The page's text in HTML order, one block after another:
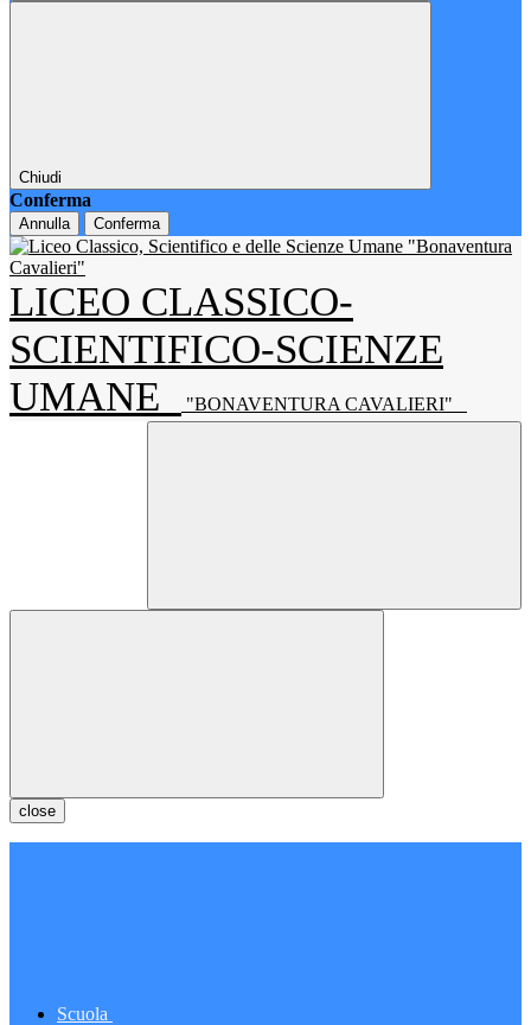
Chiudi
Conferma
Annulla Conferma
LICEO CLASSICO-
SCIENTIFICO-SCIENZE
UMANE
"BONAVENTURA CAVALIERI"
close
Scuola